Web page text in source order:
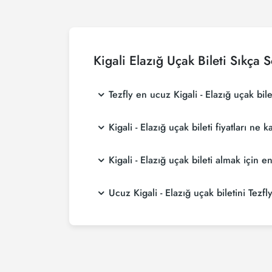
Kigali Elazığ Uçak Bileti Sıkça
Tezfly en ucuz Kigali - Elazığ uçak
Tezfly sitesinde yapacağın tek bir aramada
Kigali - Elazığ uçak bileti fiyatları ne
yaparak ve promosyonları takip ederek
Kigali - Elazığ uçak bileti almak için
daha ucuza uçarsınız.
Ucuz Kigali - Elazığ uçak biletini
hem de Tezfly kampanyalarından ilk siz